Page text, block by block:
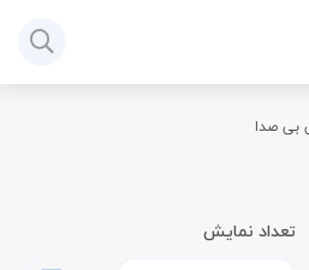
بی صدا
تعداد نمایش